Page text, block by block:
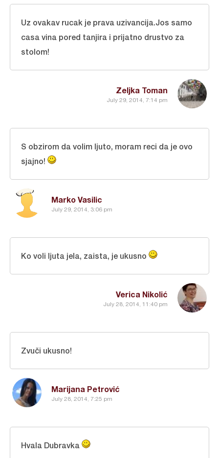
Zeljka Toman
July 29, 2014, 7:14 pm
Uz ovakav rucak je prava uzivancija.Jos samo
casa vina pored tanjira i prijatno drustvo za
stolom!
Marko Vasilic
July 29, 2014, 3:06 pm
S obzirom da volim ljuto, moram reci da je ovo
sjajno!
Verica Nikolić
July 28, 2014, 11:40 pm
Ko voli ljuta jela, zaista, je ukusno
Marijana Petrović
July 28, 2014, 7:25 pm
Zvuči ukusno!
Hvala Dubravka